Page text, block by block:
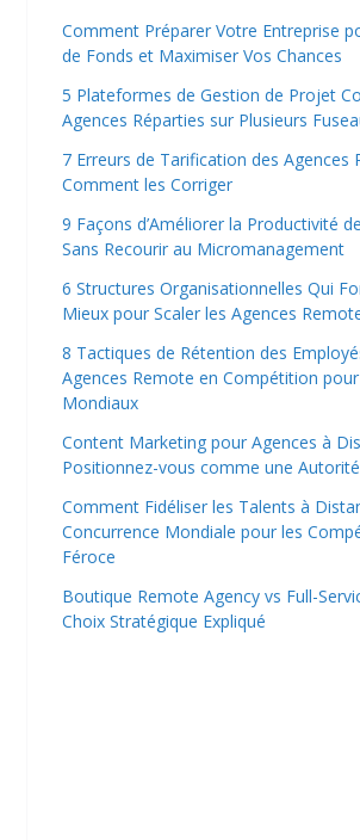
Comment Préparer Votre Entreprise
de Fonds et Maximiser Vos Chances
5 Plateformes de Gestion de Projet
Agences Réparties sur Plusieurs
7 Erreurs de Tarification des Agences
Comment les Corriger
9 Façons d’Améliorer la Productivité
Sans Recourir au Micromanagement
6 Structures Organisationnelles Qui
Mieux pour Scaler les Agences
8 Tactiques de Rétention des
Agences Remote en Compétition
Mondiaux
Content Marketing pour Agences à
Positionnez-vous comme une
Comment Fidéliser les Talents à
Concurrence Mondiale pour les
Féroce
Boutique Remote Agency vs Full-
Choix Stratégique Expliqué